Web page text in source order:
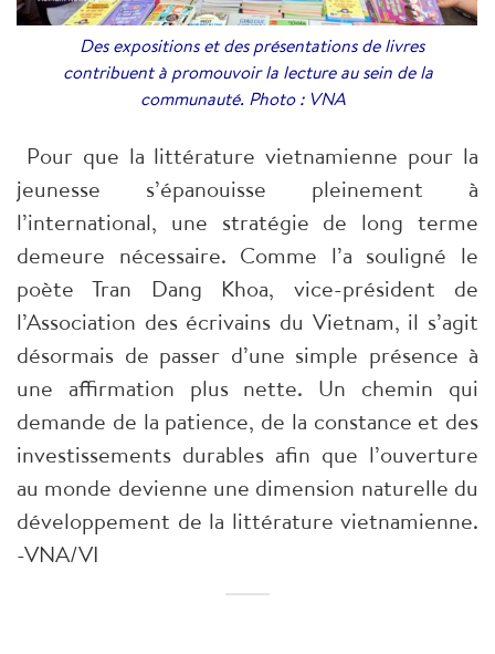
Des expositions et des présentations de livres
contribuent à promouvoir la lecture au sein de la
communauté. Photo : VNA
Pour que la littérature vietnamienne pour la
jeunesse s’épanouisse pleinement à
l’international, une stratégie de long terme
demeure nécessaire. Comme l’a souligné le
poète Tran Dang Khoa, vice-président de
l’Association des écrivains du Vietnam, il s’agit
désormais de passer d’une simple présence à
une affirmation plus nette. Un chemin qui
demande de la patience, de la constance et des
investissements durables afin que l’ouverture
au monde devienne une dimension naturelle du
développement de la littérature vietnamienne.
-VNA/VI